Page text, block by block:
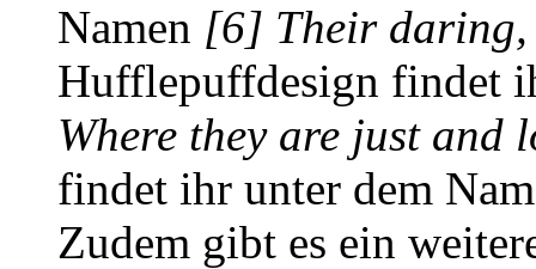
Namen [6] Their daring,
Hufflepuffdesign findet
Where they are just and
findet ihr unter dem
Zudem gibt es ein